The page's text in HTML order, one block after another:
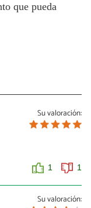
que pueda
Su valoración:
1 1
Su valoración: